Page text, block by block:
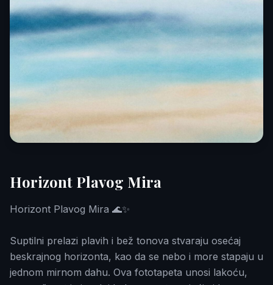
Horizont Plavog Mira
Horizont Plavog Mira 🌊✨
Suptilni prelazi plavih i bež tonova stvaraju osećaj
beskrajnog horizonta, kao da se nebo i more stapaju u
jednom mirnom dahu. Ova fototapeta unosi lakoću,